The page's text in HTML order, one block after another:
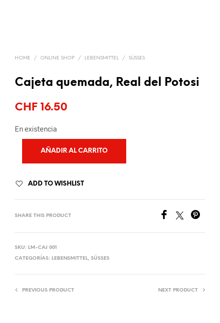
HOME / ONLINE SHOP / LEBENSMITTEL / SÜSSES
Cajeta quemada, Real del Potosi
CHF 16.50
En existencia
AÑADIR AL CARRITO
ADD TO WISHLIST
SHARE THIS PRODUCT
SKU: LM-CAJ 001
CATEGORÍAS: LEBENSMITTEL, SÜSSES
PREVIOUS PRODUCT NEXT PRODUCT